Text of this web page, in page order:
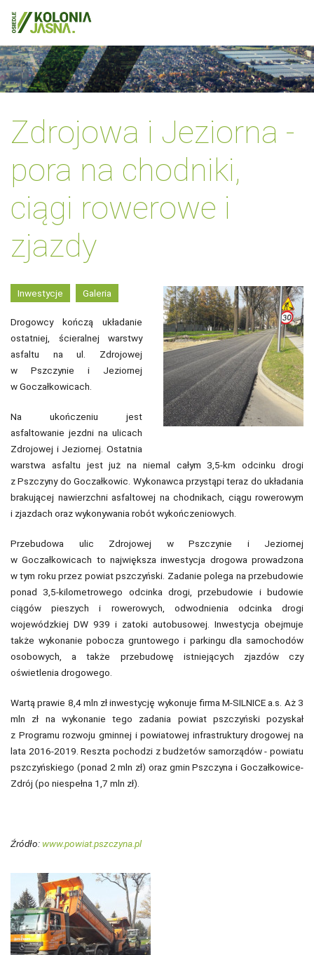
Zdrojowa i Jeziorna -
pora na chodniki,
ciągi rowerowe i
zjazdy
Inwestycje Galeria
Drogowcy kończą układanie
ostatniej, ścieralnej warstwy
asfaltu na ul. Zdrojowej
w Pszczynie i Jeziornej
w Goczałkowicach.
Na ukończeniu jest
asfaltowanie jezdni na ulicach
Zdrojowej i Jeziornej. Ostatnia
warstwa asfaltu jest już na niemal całym 3,5-km odcinku drogi
z Pszczyny do Goczałkowic. Wykonawca przystąpi teraz do układania
brakującej nawierzchni asfaltowej na chodnikach, ciągu rowerowym
i zjazdach oraz wykonywania robót wykończeniowych.
Przebudowa ulic Zdrojowej w Pszczynie i Jeziornej
w Goczałkowicach to największa inwestycja drogowa prowadzona
w tym roku przez powiat pszczyński. Zadanie polega na przebudowie
ponad 3,5-kilometrowego odcinka drogi, przebudowie i budowie
ciągów pieszych i rowerowych, odwodnienia odcinka drogi
wojewódzkiej DW 939 i zatoki autobusowej. Inwestycja obejmuje
także wykonanie pobocza gruntowego i parkingu dla samochodów
osobowych, a także przebudowę istniejących zjazdów czy
oświetlenia drogowego.
Wartą prawie 8,4 mln zł inwestycję wykonuje firma M-SILNICE a.s. Aż 3
mln zł na wykonanie tego zadania powiat pszczyński pozyskał
z Programu rozwoju gminnej i powiatowej infrastruktury drogowej na
lata 2016-2019. Reszta pochodzi z budżetów samorządów - powiatu
pszczyńskiego (ponad 2 mln zł) oraz gmin Pszczyna i Goczałkowice-
Zdrój (po niespełna 1,7 mln zł).
Źródło: www.powiat.pszczyna.pl